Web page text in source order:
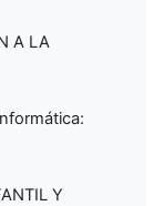
A LA
Y